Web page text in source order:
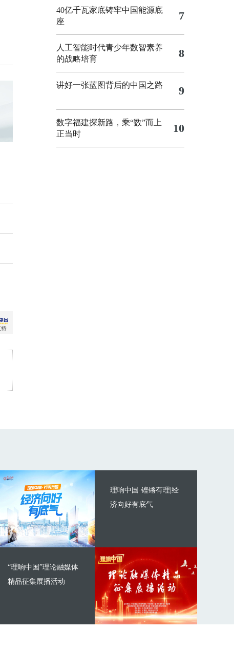
40亿千瓦家底铸牢中国能源底
座
7
人工智能时代青少年数智素养
的战略培育
8
讲好一张蓝图背后的中国之路 9
数字福建探新路，乘“数”而上
正当时
10
理响中国·铿锵有理|经
济向好有底气
“理响中国”理论融媒体
精品征集展播活动